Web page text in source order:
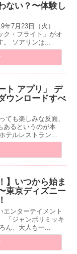
ない？〜体験し
7月23日（火）
ク・フライト」がオ
ソアリンは...
ト アプリ」 デ
ウンロードすべ
ても楽しみな反面、
あるというのが本
テルレストラン...
】いつから始ま
東京ディズニー
エンターテイメント
「ジャンボリミッキ
ん、大人も一...